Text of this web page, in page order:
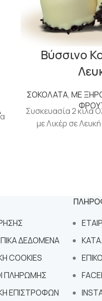
Βύσσινο
ΣΟΚΟΛΑΤΑ, ΜΕ
Συσκευασία 2 κιλά
με Λικέρ σε
ΔΕΔΟΜΕΝΑ
COOKIES
ΠΛΗΡΩΜΗΣ
ΕΠΙΣΤΡΟΦΩΝ